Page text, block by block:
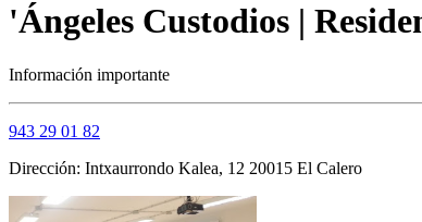
'Ángeles Custodios |
Información importante
943 29 01 82
Dirección: Intxaurrondo Kalea, 12 20015 El Calero